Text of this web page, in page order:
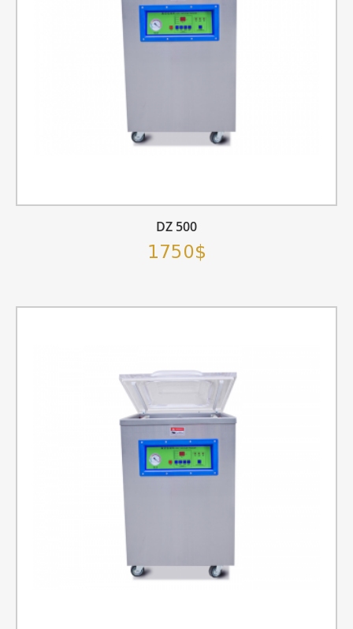
DZ 500
1750$